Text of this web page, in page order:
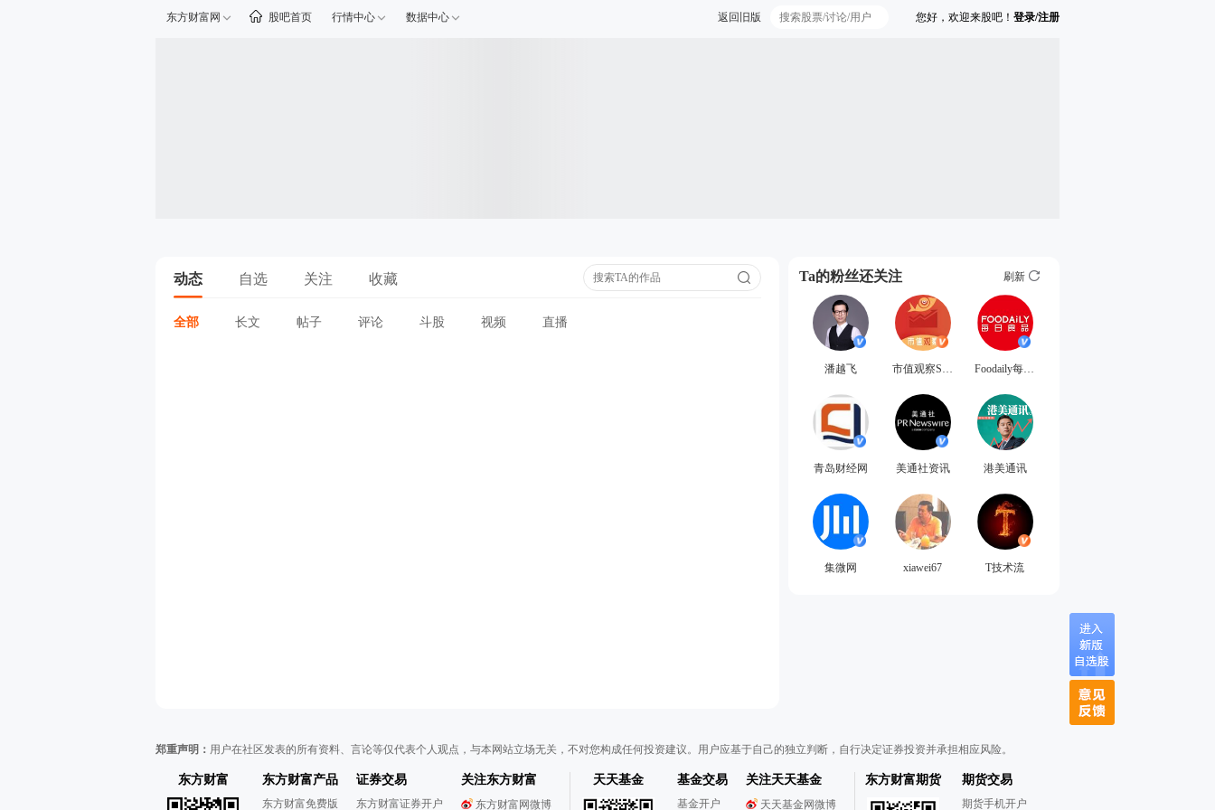
东方财富网 股吧首页 行情中心 数据中心 您好，欢迎来股吧！ 登录/注册
返回旧版
动态 自选 关注 收藏
全部 长文 帖子 评论 斗股 视频 直播
Ta的粉丝还关注 刷新
潘越飞 市值观察SZGC Foodaily每日食品
青岛财经网 美通社资讯 港美通讯
集微网 xiawei67 T技术流
郑重声明： 用户在社区发表的所有资料、言论等仅代表个人观点，与本网站立场无关，不对您构成任何投资建议。用户应基于自己的独立判断，自行决定证券投资并承担相应风险。
东方财富 东方财富产品
东方财富免费版
证券交易
东方财富证券开户
关注东方财富
东方财富网微博
天天基金 基金交易
基金开户
关注天天基金
天天基金网微博
东方财富期货 期货交易
期货手机开户